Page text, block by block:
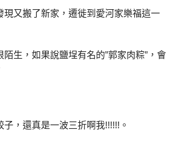
現又搬了新家，遷徙到愛河家樂福這一
生，如果說鹽埕有名的”郭家肉粽”，會
子，還真是一波三折啊我!!!!!!。